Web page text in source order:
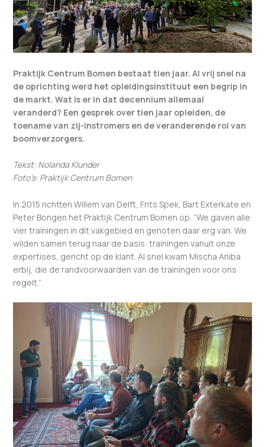
Praktijk Centrum Bomen bestaat tien jaar. Al vrij snel na
de oprichting werd het opleidingsinstituut een begrip in
de markt. Wat is er in dat decennium allemaal
veranderd? Een gesprek over tien jaar opleiden, de
toename van zij-instromers en de veranderende rol van
boomverzorgers.
Tekst: Nolanda Klunder
Foto’s: Praktijk Centrum Bomen
In 2015 richtten Willem van Delft, Frits Spek, Bart Exterkate en
Peter Bongen het Praktijk Centrum Bomen op. “We gaven alle
vier trainingen in dit vakgebied en genoten daar erg van. We
wilden samen terug naar de basis: trainingen vanuit onze
expertises, gericht op de klant. Al snel kwam Mischa Aniba
erbij, die de randvoorwaarden van de trainingen voor ons
regelt.”